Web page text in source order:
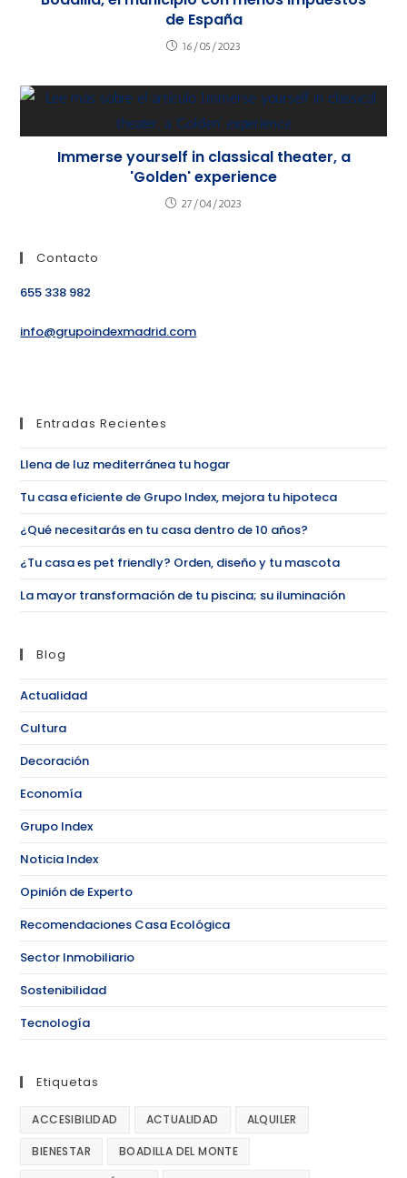
de España
16/05/2023
Immerse yourself in classical theater, a
'Golden' experience
27/04/2023
Contacto
655 338 982
info@grupoindexmadrid.com
Entradas Recientes
Llena de luz mediterránea tu hogar
Tu casa eficiente de Grupo Index, mejora tu hipoteca
¿Qué necesitarás en tu casa dentro de 10 años?
¿Tu casa es pet friendly? Orden, diseño y tu mascota
La mayor transformación de tu piscina; su iluminación
Blog
Actualidad
Cultura
Decoración
Economía
Grupo Index
Noticia Index
Opinión de Experto
Recomendaciones Casa Ecológica
Sector Inmobiliario
Sostenibilidad
Tecnología
Etiquetas
ACCESIBILIDAD ACTUALIDAD ALQUILER
BIENESTAR BOADILLA DEL MONTE